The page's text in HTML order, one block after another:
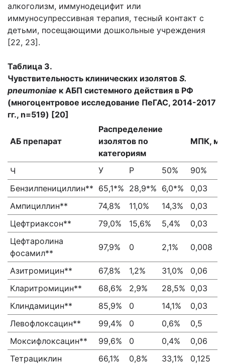
алкоголизм, иммунодецифит или
иммуносупрессивная терапия, тесный контакт с
детьми, посещающими дошкольные учреждения
[22, 23].
Таблица 3.
Чувствительность клинических изолятов S.
pneumoniae к АБП системного действия в РФ
(многоцентровое исследование ПеГАС, 2014-2017
гг., n=519) [20]
АБ препарат
Распределение
изолятов по
категориям
МПК,
Ч У Р 50%
90%
Бензилпенициллин** 65,1*% 28,9*% 6,0*% 0,03
Ампициллин**
74,8% 11,0% 14,3% 0,03
Цефтриаксон**
79,0% 15,6% 5,4% 0,03
Цефтаролина
фосамил**
97,9% 0 2,1% 0,008
Азитромицин** 67,8% 1,2% 31,0% 0,06
Кларитромицин**
68,6% 2,9% 28,5% 0,03
Клиндамицин**
85,9% 0 14,1% 0,03
Левофлоксацин**
99,4% 0 0,6% 0,5
Моксифлоксацин**
99,6% 0 0,4% 0,06
Тетрациклин
66,1% 0,8% 33,1% 0,125